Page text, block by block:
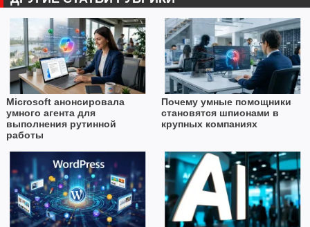
Microsoft анонсировала
умного агента для
выполнения рутинной
работы
Почему умные помощники
становятся шпионами в
крупных компаниях